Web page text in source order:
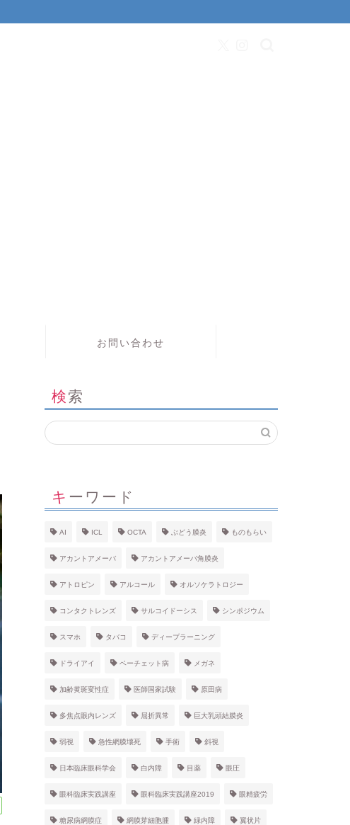
お問い合わせ
検索
キーワード
AI ICL OCTA ぶどう膜炎 ものもらい
アカントアメーバ アカントアメーバ角膜炎
アトロピン アルコール オルソケラトロジー
コンタクトレンズ サルコイドーシス シンポジウム
スマホ タバコ ディープラーニング
ドライアイ ベーチェット病 メガネ
加齢黄斑変性症 医師国家試験 原田病
多焦点眼内レンズ 屈折異常 巨大乳頭結膜炎
弱視 急性網膜壊死 手術 斜視
日本臨床眼科学会 白内障 目薬 眼圧
眼科臨床実践講座 眼科臨床実践講座2019 眼精疲労
糖尿病網膜症 網膜芽細胞腫 緑内障 翼状片